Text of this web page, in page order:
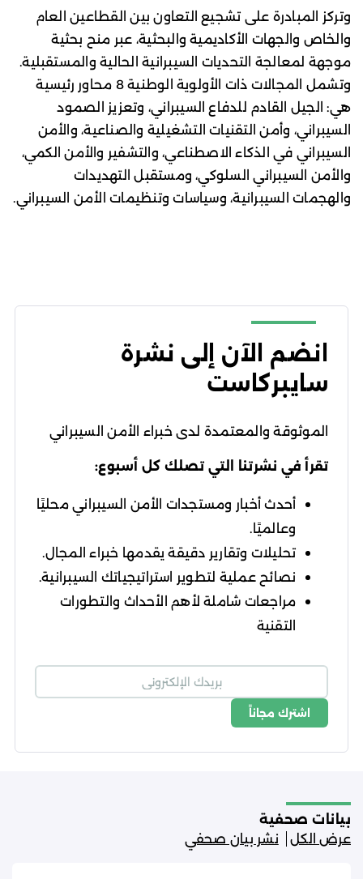
وتركز المبادرة على تشجيع التعاون بين القطاعين العام
والخاص والجهات الأكاديمية والبحثية، عبر منح بحثية
موجهة لمعالجة التحديات السيبرانية الحالية والمستقبلية.
وتشمل المجالات ذات الأولوية الوطنية 8 محاور رئيسية
هي: الجيل القادم للدفاع السيبراني، وتعزيز الصمود
السيبراني، وأمن التقنيات التشغيلية والصناعية، والأمن
السيبراني في الذكاء الاصطناعي، والتشفير والأمن الكمي،
والأمن السيبراني السلوكي، ومستقبل التهديدات
والهجمات السيبرانية، وسياسات وتنظيمات الأمن السيبراني.
انضم الآن إلى نشرة
سايبركاست
الموثوقة والمعتمدة لدى خبراء الأمن السيبراني
تقرأ في نشرتنا التي تصلك كل أسبوع:
أحدث أخبار ومستجدات الأمن السيبراني محليًا
وعالميًا.
تحليلات وتقارير دقيقة يقدمها خبراء المجال.
نصائح عملية لتطوير استراتيجياتك السيبرانية.
مراجعات شاملة لأهم الأحداث والتطورات
التقنية
اشترك مجاناً
بيانات صحفية
عرض الكل
نشر بيان صحفي